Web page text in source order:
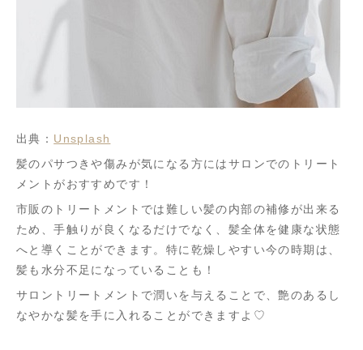
出典： Unsplash
髪のパサつきや傷みが気になる方にはサロンでのトリート
メントがおすすめです！
市販のトリートメントでは難しい髪の内部の補修が出来る
ため、手触りが良くなるだけでなく、髪全体を健康な状態
へと導くことができます。特に乾燥しやすい今の時期は、
髪も水分不足になっていることも！
サロントリートメントで潤いを与えることで、艶のあるし
なやかな髪を手に入れることができますよ♡